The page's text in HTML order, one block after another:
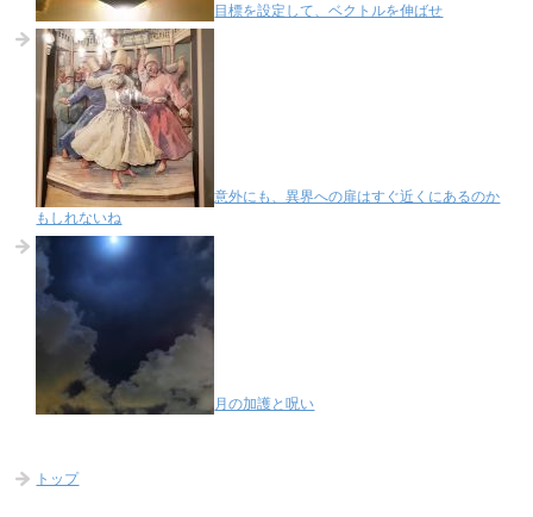
目標を設定して、ベクトルを伸ばせ
意外にも、異界への扉はすぐ近くにあるのか
もしれないね
月の加護と呪い
トップ